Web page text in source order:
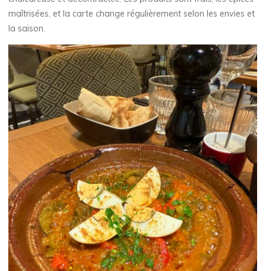
maîtrisées, et la carte change régulièrement selon les envies et
la saison.